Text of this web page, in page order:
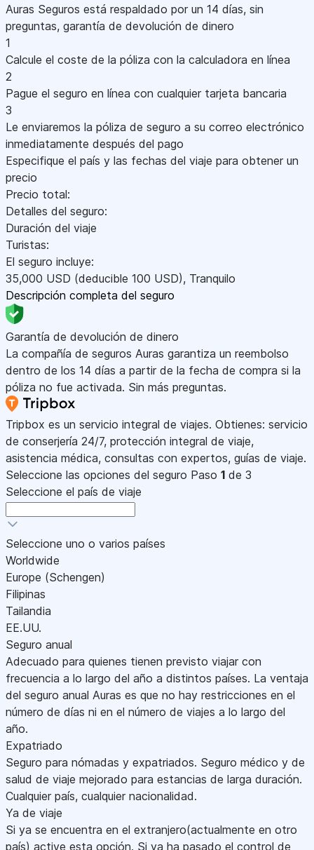
Auras Seguros está respaldado por un 14 días, sin
preguntas, garantía de devolución de dinero
1
Calcule el coste de la póliza con la calculadora en línea
2
Pague el seguro en línea con cualquier tarjeta bancaria
3
Le enviaremos la póliza de seguro a su correo electrónico
inmediatamente después del pago
Especifique el país y las fechas del viaje para obtener un
precio
Precio total:
Detalles del seguro:
Duración del viaje
Turistas:
El seguro incluye:
35,000 USD (deducible 100 USD), Tranquilo
Descripción completa del seguro
Garantía de devolución de dinero
La compañía de seguros Auras garantiza un reembolso
dentro de los 14 días a partir de la fecha de compra si la
póliza no fue activada. Sin más preguntas.
Tripbox es un servicio integral de viajes. Obtienes: servicio
de conserjería 24/7, protección integral de viaje,
asistencia médica, consultas con expertos, guías de viaje.
Seleccione las opciones del seguro Paso 1 de 3
Seleccione el país de viaje
Seleccione uno o varios países
Worldwide
Europe (Schengen)
Filipinas
Tailandia
EE.UU.
Seguro anual
Adecuado para quienes tienen previsto viajar con
frecuencia a lo largo del año a distintos países. La ventaja
del seguro anual Auras es que no hay restricciones en el
número de días ni en el número de viajes a lo largo del
año.
Expatriado
Seguro para nómadas y expatriados. Seguro médico y de
salud de viaje mejorado para estancias de larga duración.
Cualquier país, cualquier nacionalidad.
Ya de viaje
Si ya se encuentra en el extranjero(actualmente en otro
país) active esta opción. Si ya ha pasado el control de